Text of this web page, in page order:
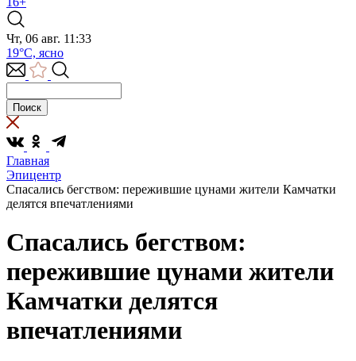
Чт, 06 авг. 11:33
19°C, ясно
Главная
Эпицентр
Спасались бегством: пережившие цунами жители Камчатки
делятся впечатлениями
Спасались бегством:
пережившие цунами жители
Камчатки делятся
впечатлениями